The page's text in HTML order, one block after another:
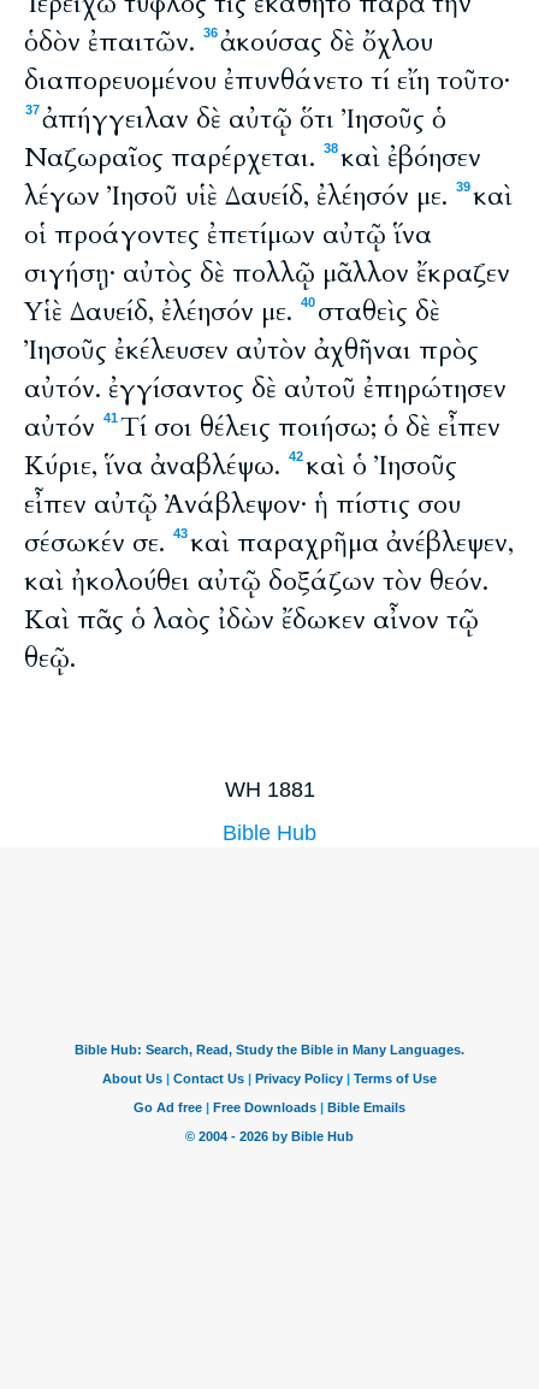
ὁδὸν ἐπαιτῶν.
36ἀκούσας δὲ ὄχλου
διαπορευομένου ἐπυνθάνετο τί εἴη τοῦτο·
37ἀπήγγειλαν δὲ αὐτῷ ὅτι Ἰησοῦς ὁ
Ναζωραῖος παρέρχεται.
38καὶ ἐβόησεν
λέγων Ἰησοῦ υἱὲ Δαυείδ, ἐλέησόν με.
39καὶ
οἱ προάγοντες ἐπετίμων αὐτῷ ἵνα
σιγήσῃ· αὐτὸς δὲ πολλῷ μᾶλλον ἔκραζεν
Υἱὲ Δαυείδ, ἐλέησόν με.
40 σταθεὶς δὲ
Ἰησοῦς ἐκέλευσεν αὐτὸν ἀχθῆναι πρὸς
αὐτόν. ἐγγίσαντος δὲ αὐτοῦ ἐπηρώτησεν
αὐτόν
41Τί σοι θέλεις ποιήσω; ὁ δὲ εἶπεν
Κύριε, ἵνα ἀναβλέψω.
42καὶ ὁ Ἰησοῦς
εἶπεν αὐτῷ Ἀνάβλεψον· ἡ πίστις σου
σέσωκέν σε.
43καὶ παραχρῆμα ἀνέβλεψεν,
καὶ ἠκολούθει αὐτῷ δοξάζων τὸν θεόν.
Καὶ πᾶς ὁ λαὸς ἰδὼν ἔδωκεν αἶνον τῷ
θεῷ.
WH 1881
Bible Hub